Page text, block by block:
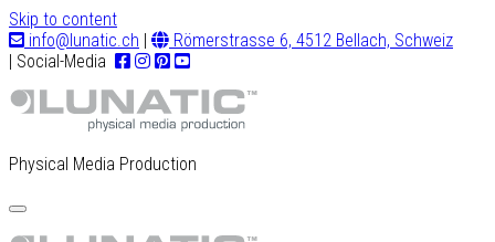
Skip to content
info@lunatic.ch |
Römerstrasse 6, 4512 Bellach, Schweiz
| Social-Media
Physical Media Production
Toggle
navigation